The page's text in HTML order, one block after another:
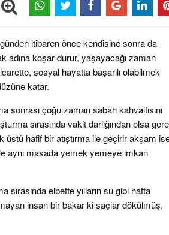
itibaren önce kendisine sonra da
adına koşar durur, yaşayacağı zaman
sosyal hayatta başarılı olabilmek
katar.
sonrası çoğu zaman sabah kahvaltısını
sırasında vakit darlığından olsa
üstü hafif bir atıştırma ile geçirir akşam
aynı masada yemek yemeye imkan
sırasında elbette yılların su gibi hatta
insan bir bakar ki saçlar dökülmüş,